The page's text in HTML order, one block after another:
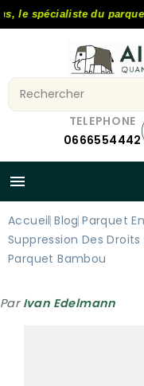
le spécialiste du parquet
TELEPHONE
0666554442

Accueil Blog Parquet
Suppression Des Droits
Parquet Bambou
Par Ivan Edelmann